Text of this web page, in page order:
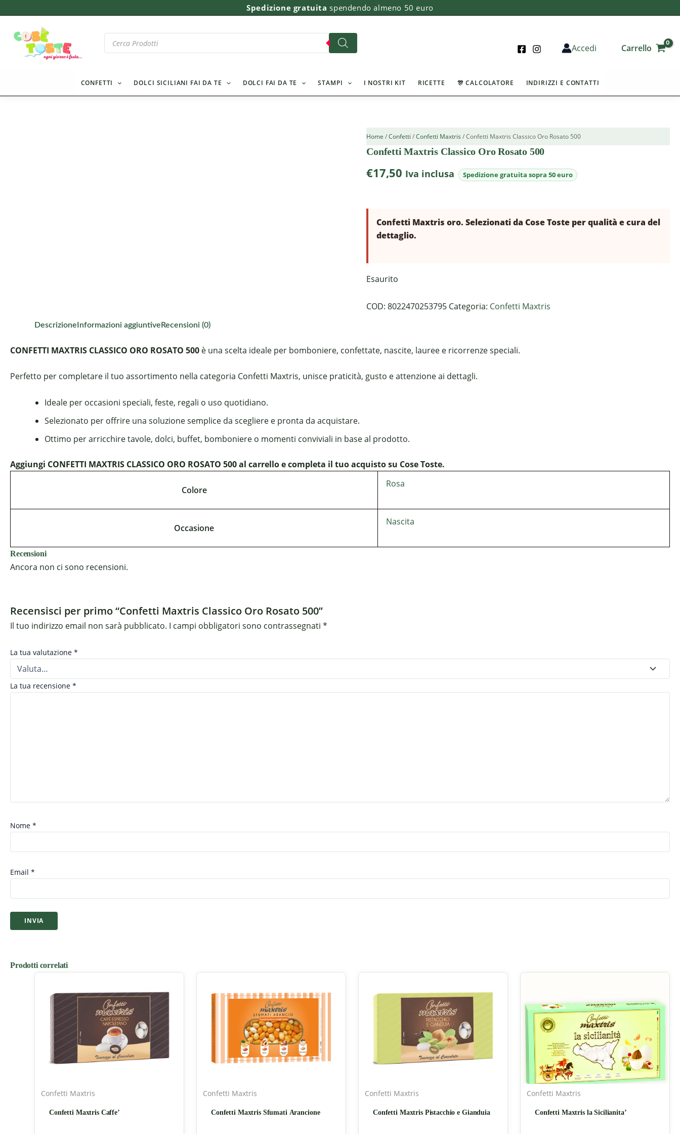
al
contenuto
Spedizione gratuita spendendo almeno 50 euro
Products
search
Accedi Carrello
CONFETTI DOLCI SICILIANI FAI DA TE DOLCI FAI DA TE STAMPI I NOSTRI KIT RICETTE 🎊 CALCOLATORE INDIRIZZI E CONTATTI
Home /Confetti /Confetti Maxtris / Confetti Maxtris Classico Oro Rosato 500
Confetti Maxtris Classico Oro Rosato 500
€17,50 Iva inclusa
Confetti Maxtris oro. Selezionati da Cose Toste per qualità e cura del
dettaglio.
Esaurito
COD:8022470253795 Categoria: Confetti Maxtris
DescrizioneInformazioni aggiuntiveRecensioni (0)
CONFETTI MAXTRIS CLASSICO ORO ROSATO 500 è una scelta ideale per bomboniere, confettate, nascite, lauree e ricorrenze speciali.
Perfetto per completare il tuo assortimento nella categoria Confetti Maxtris, unisce praticità, gusto e attenzione ai dettagli.
Ideale per occasioni speciali, feste, regali o uso quotidiano.
Selezionato per offrire una soluzione semplice da scegliere e pronta da acquistare.
Ottimo per arricchire tavole, dolci, buffet, bomboniere o momenti conviviali in base al prodotto.
Aggiungi CONFETTI MAXTRIS CLASSICO ORO ROSATO 500 al carrello e completa il tuo acquisto su Cose Toste.
Colore
Rosa
Occasione
Nascita
Recensioni
Ancora non ci sono recensioni.
Recensisci per primo “Confetti Maxtris Classico Oro Rosato 500”
Il tuo indirizzo email non sarà pubblicato. I campi obbligatori sono contrassegnati *
La tua valutazione *
La tua recensione *
Nome *
Email *
Prodotti correlati
Confetti Maxtris
Confetti Maxtris Caffe’
Confetti Maxtris
Confetti Maxtris Sfumati Arancione
Confetti Maxtris
Confetti Maxtris Pistacchio e Gianduia
Confetti Maxtris
Confetti Maxtris la Sicilianita’